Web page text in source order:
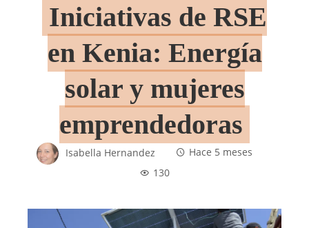
Iniciativas de RSE
en Kenia: Energía
solar y mujeres
emprendedoras
Isabella Hernandez
Hace 5 meses
130